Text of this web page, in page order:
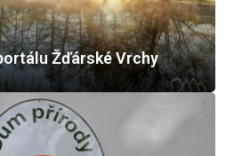
Žďárské Vrchy